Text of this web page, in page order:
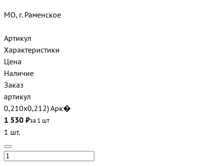
МО, г. Раменское
Артикул
Характеристики
Цена
Наличие
Заказ
артикул
0,210х0,212) Арк�
1 530 ₽за 1 шт
1 шт.